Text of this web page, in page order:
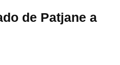
de Patjane a